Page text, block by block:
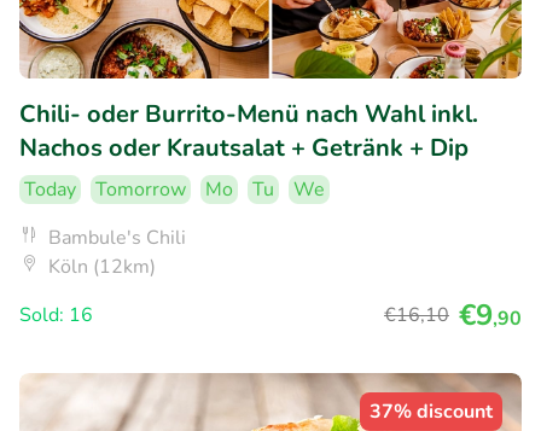
Chili- oder Burrito-Menü nach Wahl inkl.
Nachos oder Krautsalat + Getränk + Dip
Today Tomorrow Mo Tu
We
Bambule's Chili
Köln (12km)
Sold: 16
€16,10 €9,90
37% discount